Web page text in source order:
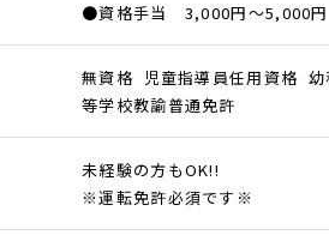
●資格手当 3,000円～5,000円
無資格 児童指導員任用資格
等学校教諭普通免許
未経験の方もOK!!
※運転免許必須です※